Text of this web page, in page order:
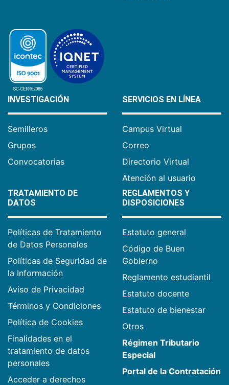
INVESTIGACIÓN
Semilleros
Grupos
Convocatorias
SERVICIOS EN LÍNEA
Campus Virtual
Correo
Directorio Virtual
Atención al usuario
TRATAMIENTO DE
DATOS
Políticas de Tratamiento
de Datos Personales
Políticas de Seguridad de
la Información
Aviso de Privacidad
Términos y Condiciones
Política de Cookies
Finalidades en el
tratamiento de datos
personales
Acceder a derechos
REGLAMENTOS Y
DISPOSICIONES
Estatuto general
Código de Buen
Gobierno
Reglamento estudiantil
Estatuto docente
Estatuto de bienestar
Otros
Régimen Tributario
Especial
Portal de la Contratación